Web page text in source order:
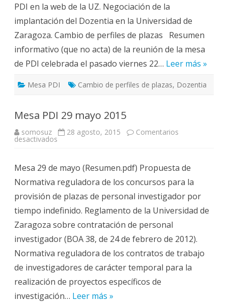
PDI en la web de la UZ. Negociación de la
implantación del Dozentia en la Universidad de
Zaragoza. Cambio de perfiles de plazas Resumen
informativo (que no acta) de la reunión de la mesa
de PDI celebrada el pasado viernes 22… Leer más »
Mesa PDI Cambio de perfiles de plazas, Dozentia
Mesa PDI 29 mayo 2015
somosuz 28 agosto, 2015 Comentarios
desactivadosen
mayo
2015
Mesa 29 de mayo (Resumen.pdf) Propuesta de
Normativa reguladora de los concursos para la
provisión de plazas de personal investigador por
tiempo indefinido. Reglamento de la Universidad de
Zaragoza sobre contratación de personal
investigador (BOA 38, de 24 de febrero de 2012).
Normativa reguladora de los contratos de trabajo
de investigadores de carácter temporal para la
realización de proyectos específicos de
investigación… Leer más »